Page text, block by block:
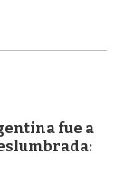
fue a